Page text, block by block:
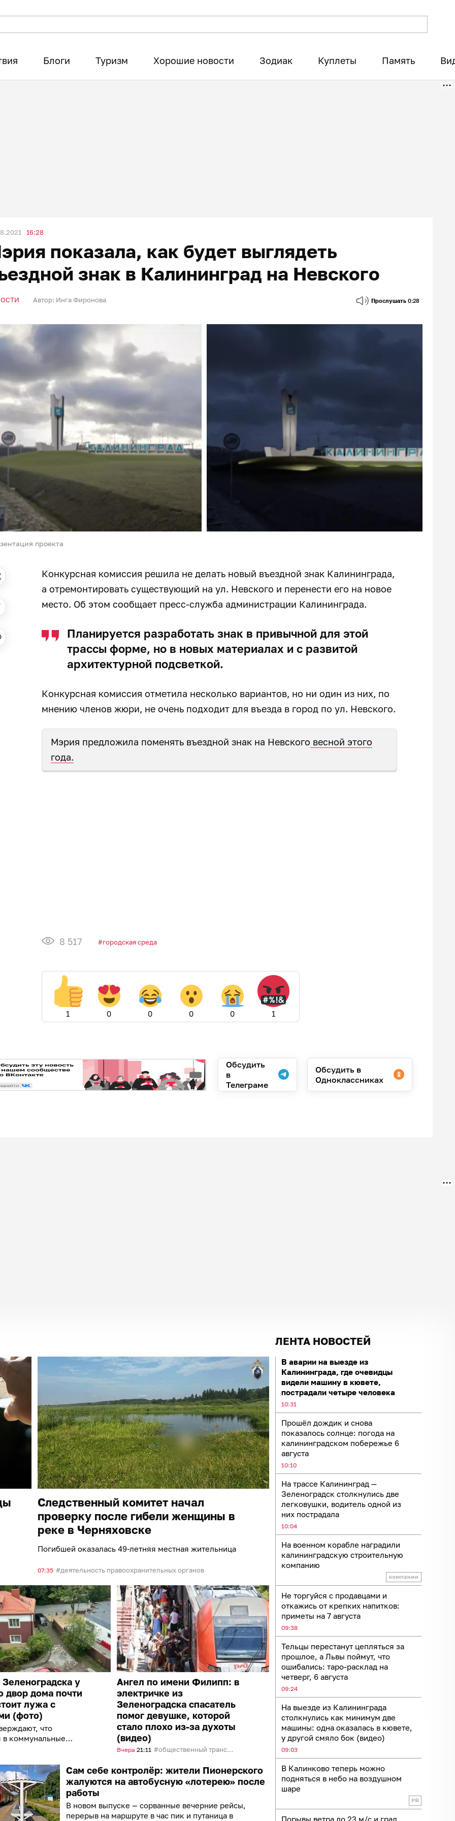
Блоги Туризм Хорошие новости Зодиак Куплеты Память
16:28
показала, как будет выглядеть
знак в Калининград на Невского
Автор: Инга Фиронова Прослушать 0:28
проекта
Конкурсная комиссия решила не делать новый въездной знак Калининграда,
а отремонтировать существующий на ул. Невского и перенести его на новое
место. Об этом сообщает пресс-служба администрации Калининграда.
Планируется разработать знак в привычной для этой
трассы форме, но в новых материалах и с развитой
архитектурной подсветкой.
Конкурсная комиссия отметила несколько вариантов, но ни один из них, по
мнению членов жюри, не очень подходит для въезда в город по ул. Невского.
Мэрия предложила поменять въездной знак на Невского весной этого
года.
8 517 городская среда
1 0 0 0 0 1
Обсудить
в
Телеграме
Обсудить в
Одноклассниках
ЛЕНТА НОВОСТЕЙ
В аварии на выезде из
Калининграда, где очевидцы
видели машину в кювете,
пострадали четыре человека
10:31
Прошёл дождик и снова
показалось солнце: погода на
калининградском побережье 6
августа
10:10
На трассе Калининград —
Зеленоградск столкнулись две
легковушки, водитель одной из
них пострадала
10:04
На военном корабле наградили
калининградскую строительную
компанию
Не торгуйся с продавцами и
откажись от крепких напитков:
приметы на 7 августа
09:38
Тельцы перестанут цепляться за
прошлое, а Львы поймут, что
ошибались: таро-расклад на
четверг, 6 августа
09:24
На выезде из Калининграда
столкнулись как минимум две
машины: одна оказалась в кювете,
у другой смяло бок (видео)
09:03
В Калинково теперь можно
подняться в небо на воздушном
шаре
Порывы ветра до 23 м/с и град
Следственный комитет начал
проверку после гибели женщины в
реке в Черняховске
Погибшей оказалась 49-летняя местная жительница
07:35 деятельность правоохранительных органов
у
двор дома почти
лужа с
(фото)
что
коммунальные
Ангел по имени Филипп: в
электричке из
Зеленоградска спасатель
помог девушке, которой
стало плохо из-за духоты
(видео)
Вчера 21:11 общественный транспорт
Сам себе контролёр: жители Пионерского
жалуются на автобусную «лотерею» после
работы
В новом выпуске — сорванные вечерние рейсы,
перерыв на маршруте в час пик и путаница в